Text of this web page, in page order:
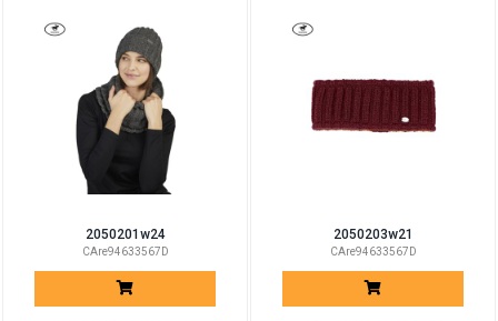
2050201w24
CAre94633567D
2050203w21
CAre94633567D